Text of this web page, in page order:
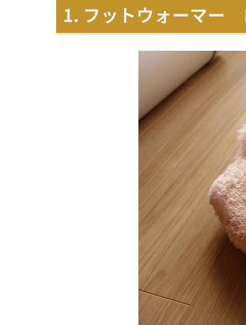
1. フットウォーマー